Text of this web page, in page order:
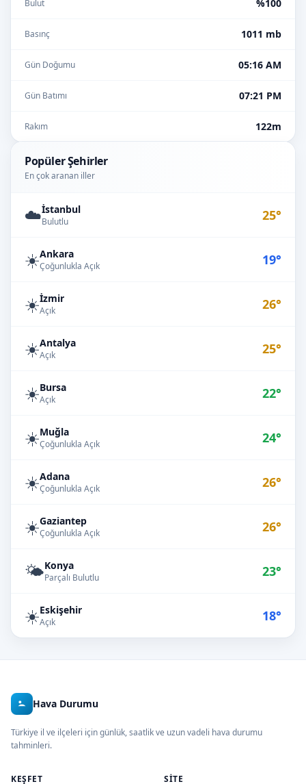
Bulut %100
Basınç 1011 mb
Gün Doğumu 05:16 AM
Gün Batımı 07:21 PM
Rakım 122m
Popüler Şehirler
En çok aranan iller
☁️İstanbul
Bulutlu 25°
☀️Ankara
Çoğunlukla Açık 19°
☀️İzmir
Açık 26°
☀️Antalya
Açık 25°
☀️Bursa
Açık 22°
☀️Muğla
Çoğunlukla Açık 24°
☀️Adana
Çoğunlukla Açık 26°
☀️Gaziantep
Çoğunlukla Açık 26°
🌤️Konya
Parçalı Bulutlu 23°
☀️Eskişehir
Açık 18°
Hava Durumu
Türkiye il ve ilçeleri için günlük, saatlik ve uzun vadeli hava durumu
tahminleri.
KEŞFET SITE